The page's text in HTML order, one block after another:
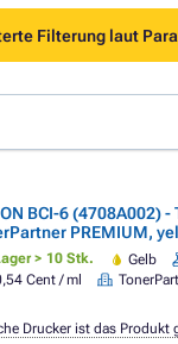
Filterung laut
BCI-6 (4708A002)
PREMIUM,
> 10 Stk. Gelb
Cent / ml
Drucker ist das Produkt